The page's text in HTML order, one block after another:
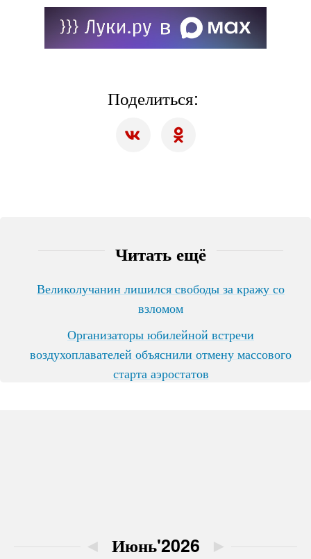
Поделиться:
Читать ещё
Великолучанин лишился свободы за кражу со
взломом
Организаторы юбилейной встречи
воздухоплавателей объяснили отмену массового
старта аэростатов
◄ Июнь'2026 ►